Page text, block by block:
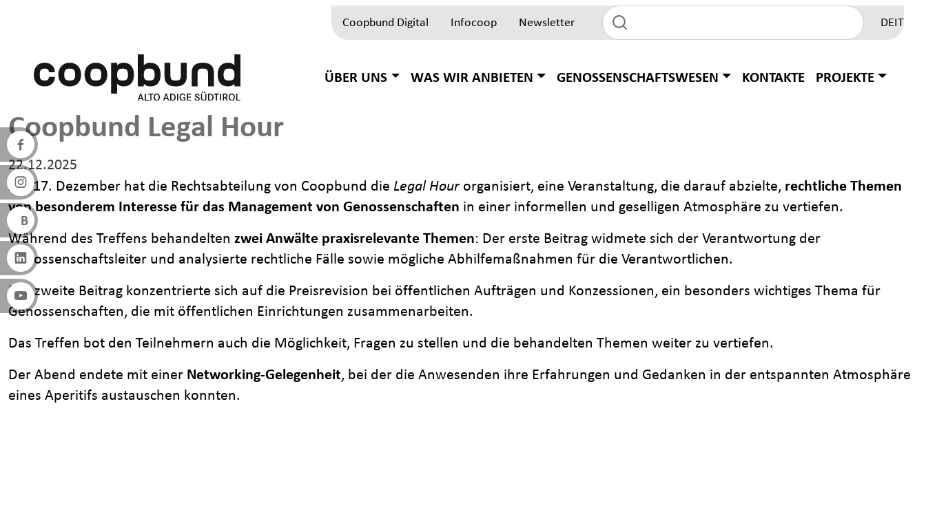
Top Block
Coopbund Digital Infocoop Newsletter DEIT
Hauptnavigation
ÜBER UNS WAS WIR ANBIETEN GENOSSENSCHAFTSWESEN KONTAKTE PROJEKTE
Coopbund Legal Hour
22.12.2025
Am 17. Dezember hat die Rechtsabteilung von Coopbund die Legal Hour organisiert, eine Veranstaltung, die darauf abzielte, rechtliche Themen
von besonderem Interesse für das Management von Genossenschaften in einer informellen und geselligen Atmosphäre zu vertiefen.
Während des Treffens behandelten zwei Anwälte praxisrelevante Themen: Der erste Beitrag widmete sich der Verantwortung der
Genossenschaftsleiter und analysierte rechtliche Fälle sowie mögliche Abhilfemaßnahmen für die Verantwortlichen.
Der zweite Beitrag konzentrierte sich auf die Preisrevision bei öffentlichen Aufträgen und Konzessionen, ein besonders wichtiges Thema für
Genossenschaften, die mit öffentlichen Einrichtungen zusammenarbeiten.
Das Treffen bot den Teilnehmern auch die Möglichkeit, Fragen zu stellen und die behandelten Themen weiter zu vertiefen.
Der Abend endete mit einer Networking-Gelegenheit, bei der die Anwesenden ihre Erfahrungen und Gedanken in der entspannten Atmosphäre
eines Aperitifs austauschen konnten.